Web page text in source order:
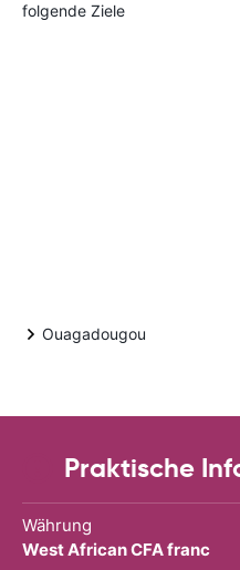
folgende Ziele
Ouagadougou
Praktische
Währung
West African CFA franc